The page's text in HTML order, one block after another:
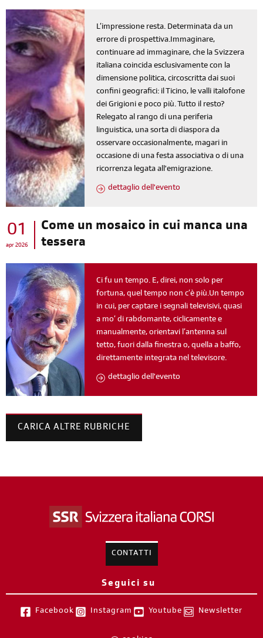
L’impressione resta. Determinata da un
errore di prospettiva.Immaginare,
continuare ad immaginare, che la Svizzera
italiana coincida esclusivamente con la
dimensione politica, circoscritta dai suoi
confini geografici: il Ticino, le valli italofone
dei Grigioni e poco più. Tutto il resto?
Relegato al rango di una periferia
linguistica, una sorta di diaspora da
osservare occasionalmente, magari in
occasione di una festa associativa o di una
ricorrenza legata all'emigrazione.
dettaglio dell'evento
01
apr 2026
Come un mosaico in cui manca una
tessera
Ci fu un tempo. E, direi, non solo per
fortuna, quel tempo non c’è più.Un tempo
in cui, per captare i segnali televisivi, quasi
a mo’ di rabdomante, ciclicamente e
manualmente, orientavi l’antenna sul
tetto, fuori dalla finestra o, quella a baffo,
direttamente integrata nel televisore.
dettaglio dell'evento
CARICA ALTRE RUBRICHE
CONTATTI
Seguici su
Facebook Instagram Youtube Newsletter